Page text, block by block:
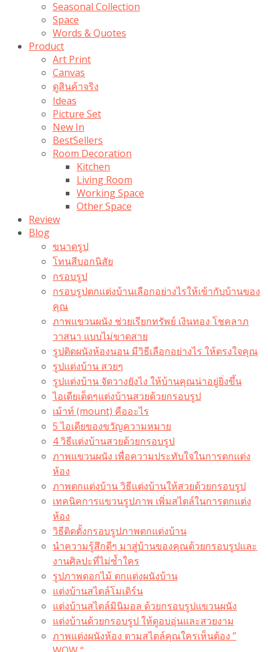
Seasonal Collection
Space
Words & Quotes
Product
Art Print
Canvas
ดูสินค้าจริง
Ideas
Picture Set
New In
BestSellers
Room Decoration
Kitchen
Living Room
Working Space
Other Space
Review
Blog
ขนาดรูป
โทนสีบอกนิสัย
กรอบรูป
กรอบรูปตกแต่งบ้านเลือกอย่างไรให้เข้ากับบ้านของ
คุณ
ภาพแขวนผนัง ช่วยเรียกทรัพย์ เงินทอง โชคลาภ
วาสนา แบบไม่ขาดสาย
รูปติดผนังห้องนอน มีวิธีเลือกอย่างไร ให้ตรงใจคุณ
รูปแต่งบ้าน สวยๆ
รูปแต่งบ้าน จัดวางยังไง ให้บ้านคุณน่าอยู่ยิ่งขึ้น
ไอเดียเด็ดๆแต่งบ้านสวยด้วยกรอบรูป
เม้าท์ (mount) คืออะไร​
5 ไอเดียของขวัญความหมาย
4 วิธีแต่งบ้านสวยด้วยกรอบรูป
ภาพแขวนผนัง เพื่อความประทับใจในการตกแต่ง
ห้อง
ภาพตกแต่งบ้าน วิธีแต่งบ้านให้สวยด้วยกรอบรูป
เทคนิคการแขวนรูปภาพ เพิ่มสไตล์ในการตกแต่ง
ห้อง
วิธีติดตั้งกรอบรูปภาพตกแต่งบ้าน
นำความรู้สึกดีๆ มาสู่บ้านของคุณด้วยกรอบรูปและ
งานศิลปะที่ไม่ซ้ำใคร
รูปภาพดอกไม้ ตกแต่งผนังบ้าน
แต่งบ้านสไตล์โมเดิร์น
แต่งบ้านสไตล์มินิมอล ด้วยกรอบรูปแขวนผนัง
แต่งบ้านด้วยกรอบรูป ให้ดูอบอุ่นและสวยงาม
ภาพแต่งผนังห้อง ตามสไตล์คุณใครเห็นต้อง ”